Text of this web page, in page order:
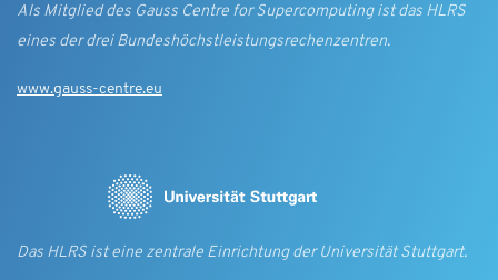
Als Mitglied des Gauss Centre for Supercomputing ist das HLRS
eines der drei Bundes­höchst­leistungs­rechen­zentren.
www.gauss-centre.eu
Das HLRS ist eine zentrale Einrichtung der Universität Stuttgart.